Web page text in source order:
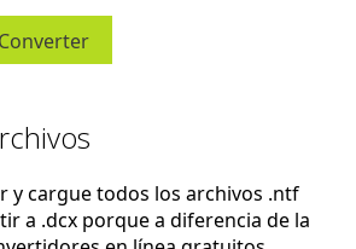
y cargue todos los archivos .ntf
a .dcx porque a diferencia de la